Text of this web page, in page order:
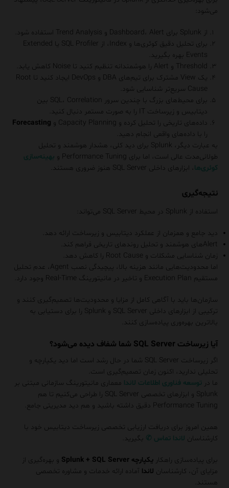
می‌شود:
از Splunk برای Dashboard، Alert و Trend Analysis استفاده شود.
برای تحلیل دقیق کوئری‌ها و Index، از SQL Profiler یا Extended
Events بهره بگیرید.
Threshold و Alert را هوشمندانه تنظیم کنید تا Noise کاهش یابد.
یک View مشترک برای تیم‌های DBA و DevOps ایجاد کنید تا Root
Cause سریع‌تر شناسایی شود.
برای محیط‌های بزرگ با چندین سرور SQL، Correlation بین
دیتابیس و زیرساخت IT را به صورت مستمر دنبال کنید.
داده‌های تاریخی را تحلیل کرده و Capacity Planning و
Forecasting
را با داده‌های واقعی انجام دهید.
به عبارت دیگر، Splunk برای دید کلی، هشدار هوشمند و تحلیل
طولانی‌مدت عالی است، اما برای Performance Tuning و
بهینه‌سازی
کوئری‌ها، ابزارهای داخلی SQL Server هنوز ضروری هستند.
نتیجه‌گیری
استفاده از Splunk در محیط SQL Server می‌تواند:
دید جامع و همزمان از عملکرد دیتابیس و زیرساخت ارائه دهد.
Alertهای هوشمند و تحلیل روندهای تاریخی فراهم کند.
زمان شناسایی مشکلات و Root Cause را کاهش دهد.
اما محدودیت‌هایی مانند هزینه بالا، پیچیدگی نصب Agent، عدم تحلیل
مستقیم Execution Plan و تاخیر در مانیتورینگ Real-Time وجود دارد.
سازمان‌ها باید با آگاهی کامل از مزایا و محدودیت‌ها تصمیم‌گیری کنند و
ترکیبی از ابزارهای داخلی SQL Server و Splunk را برای دستیابی به
بالاترین بهره‌وری پیاده‌سازی کنند.
آیا زیرساخت SQL Server شما شفاف دیده می‌شود؟
اگر زیرساخت SQL Server شما در حال رشد است اما دید یکپارچه و
تحلیلی ندارید، اکنون زمان تصمیم‌گیری است.
ما در توسعه فناوری اطلاعات لاندا معماری مانیتورینگ سازمانی مبتنی بر
Splunk و ابزارهای تخصصی SQL Server را طراحی می‌کنیم تا هم
Performance Tuning دقیق داشته باشید و هم دید مدیریتی جامع.
همین امروز برای دریافت ارزیابی تخصصی زیرساخت دیتابیس خود با
کارشناسان لاندا تماس ✆ بگیرید.
برای پیاده‌سازی راهکاریکپارچه Splunk + SQL Server
و بهره‌گیری از
مزایای آن، کارشناسان لاندا آماده ارائه خدمات و مشاوره تخصصی
هستند.